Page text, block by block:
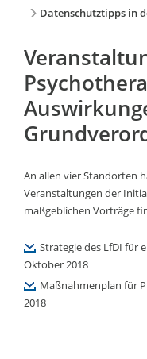
Datenschutztipps in
An allen vier Standorten
Veranstaltungen der
maßgeblichen Vorträge
Strategie des LfDI für
Oktober 2018
Maßnahmenplan für
2018